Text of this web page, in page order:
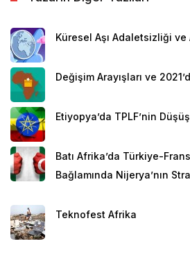
Küresel Aşı Adaletsizliği ve
Değişim Arayışları ve
Etiyopya’da TPLF’nin
Batı Afrika’da Türkiye-
Bağlamında Nijerya’nın
Teknofest Afrika